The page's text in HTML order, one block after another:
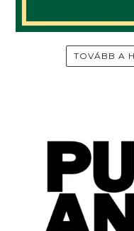
TOVÁBB A